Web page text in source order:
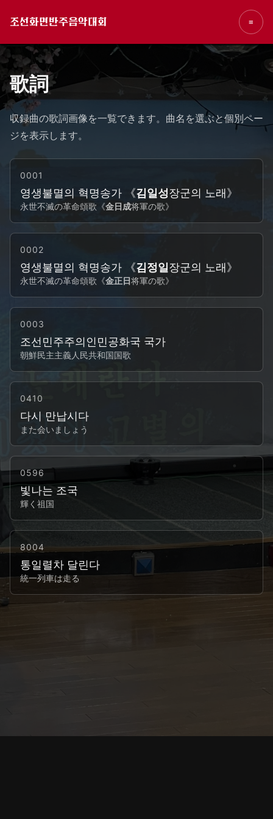
조선화면반주음악대회 ≡
歌詞
収録曲の歌詞画像を一覧できます。曲名を選ぶと個別ペー
ジを表示します。
0001
영생불멸의 혁명송가 《김일성장군의 노래》
永世不滅の革命頌歌《金日成将軍の歌》
0002
영생불멸의 혁명송가 《김정일 장군의 노래》
永世不滅の革命頌歌《金正日将軍の歌》
0003
조선민주주의인민공화국 국가
朝鮮民主主義人民共和国国歌
0410
다시 만납시다
また会いましょう
0596
빛나는 조국
輝く祖国
8004
통일렬차 달린다
統一列車は走る